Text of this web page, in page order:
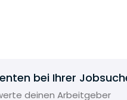
betraute
Berufsorga­nisation.
bei Ihrer
deinen Arbeitgeber